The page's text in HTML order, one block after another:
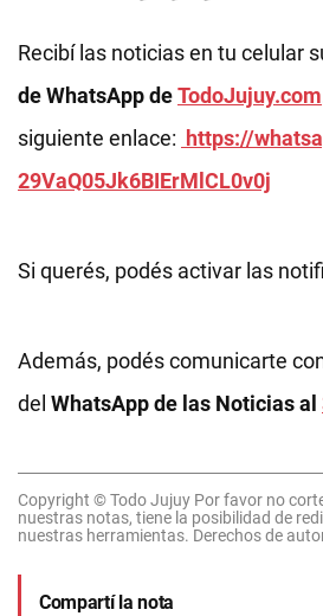
Recibí las noticias en tu celular
de WhatsApp deTodoJujuy.com
siguiente enlace: https://
29VaQ05Jk6BIErMlCL0v0j
Si querés, podés activar las
Además, podés comunicarte
del WhatsApp de las Noticias al
Copyright © Todo Jujuy Por favor no
nuestras notas, tiene la posibilidad de
nuestras herramientas. Derechos de
Compartí la nota